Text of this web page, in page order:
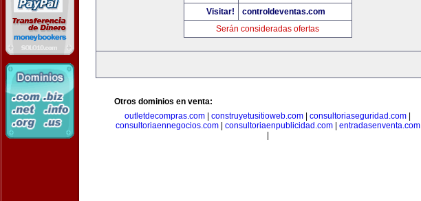
Visitar!
controldeventas.com
Serán consideradas ofertas
Otros dominios en venta:
outletdecompras.com
construyetusitioweb.com consultoriaseguridad.com
consultoriaennegocios.com| consultoriaenpublicidad.com| entradasenventa.com